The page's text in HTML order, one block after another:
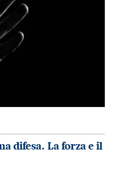
difesa. La forza e il